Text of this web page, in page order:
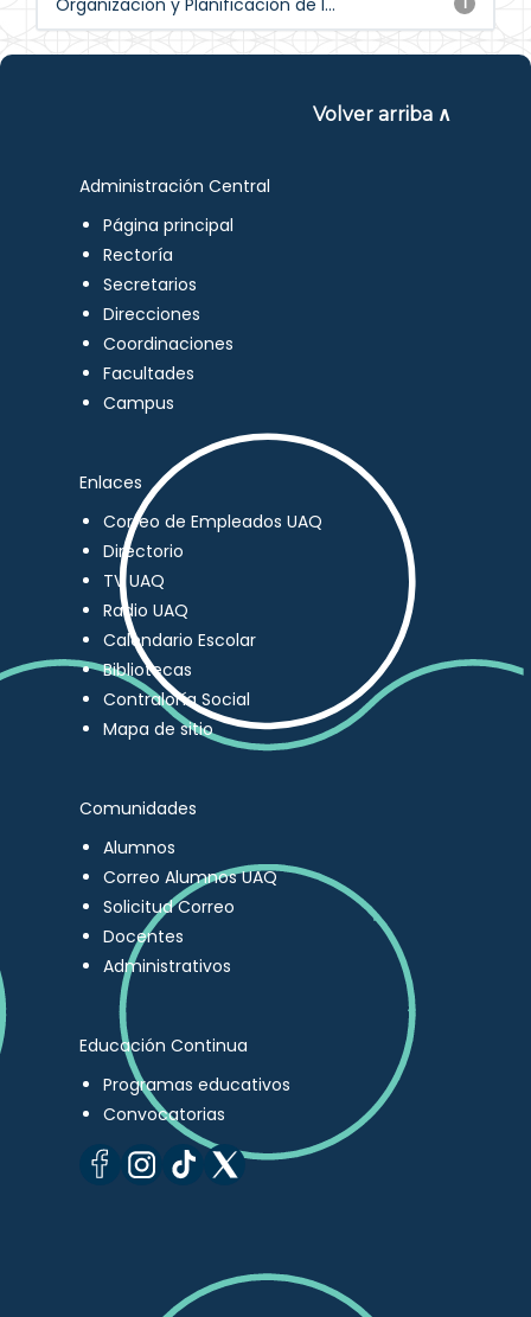
Organización y Planificación de l...
Volver arriba ∧
Administración Central
Página principal
Rectoría
Secretarios
Direcciones
Coordinaciones
Facultades
Campus
Enlaces
Correo de Empleados UAQ
Directorio
TV UAQ
Radio UAQ
Calendario Escolar
Bibliotecas
Contraloría Social
Mapa de sitio
Comunidades
Alumnos
Correo Alumnos UAQ
Solicitud Correo
Docentes
Administrativos
Educación Continua
Programas educativos
Convocatorias